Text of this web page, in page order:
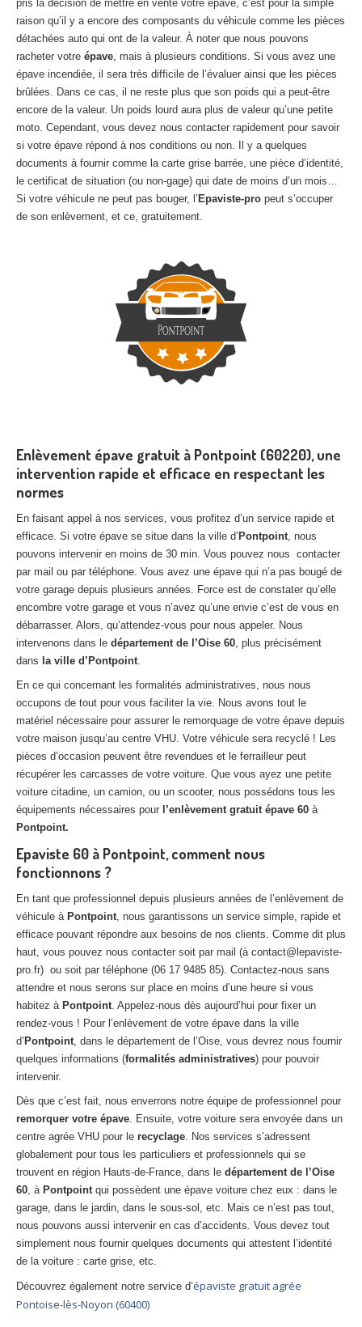
pris la décision de mettre en vente votre épave, c’est pour la simple
raison qu’il y a encore des composants du véhicule comme les pièces
détachées auto qui ont de la valeur. À noter que nous pouvons
racheter votre épave, mais à plusieurs conditions. Si vous avez une
épave incendiée, il sera très difficile de l’évaluer ainsi que les pièces
brûlées. Dans ce cas, il ne reste plus que son poids qui a peut-être
encore de la valeur. Un poids lourd aura plus de valeur qu’une petite
moto. Cependant, vous devez nous contacter rapidement pour savoir
si votre épave répond à nos conditions ou non. Il y a quelques
documents à fournir comme la carte grise barrée, une pièce d’identité,
le certificat de situation (ou non-gage) qui date de moins d’un mois…
Si votre véhicule ne peut pas bouger, l’ Epaviste-pro peut s’occuper
de son enlèvement, et ce, gratuitement.
Enlèvement épave gratuit à Pontpoint (60220), une
intervention rapide et efficace en respectant les
normes
En faisant appel à nos services, vous profitez d’un service rapide et
efficace. Si votre épave se situe dans la ville d’ Pontpoint, nous
pouvons intervenir en moins de 30 min. Vous pouvez nous contacter
par mail ou par téléphone. Vous avez une épave qui n’a pas bougé de
votre garage depuis plusieurs années. Force est de constater qu’elle
encombre votre garage et vous n’avez qu’une envie c’est de vous en
débarrasser. Alors, qu’attendez-vous pour nous appeler. Nous
intervenons dans le département de l’Oise 60, plus précisément
dans la ville d’Pontpoint.
En ce qui concernant les formalités administratives, nous nous
occupons de tout pour vous faciliter la vie. Nous avons tout le
matériel nécessaire pour assurer le remorquage de votre épave depuis
votre maison jusqu’au centre VHU. Votre véhicule sera recyclé ! Les
pièces d’occasion peuvent être revendues et le ferrailleur peut
récupérer les carcasses de votre voiture. Que vous ayez une petite
voiture citadine, un camion, ou un scooter, nous possédons tous les
équipements nécessaires pour l’enlèvement gratuit épave 60 à
Pontpoint.
Epaviste 60 à Pontpoint, comment nous
fonctionnons ?
En tant que professionnel depuis plusieurs années de l’enlèvement de
véhicule à Pontpoint, nous garantissons un service simple, rapide et
efficace pouvant répondre aux besoins de nos clients. Comme dit plus
haut, vous pouvez nous contacter soit par mail (à contact@lepaviste-
pro.fr) ou soit par téléphone (06 17 9485 85). Contactez-nous sans
attendre et nous serons sur place en moins d’une heure si vous
habitez à Pontpoint. Appelez-nous dès aujourd’hui pour fixer un
rendez-vous ! Pour l’enlèvement de votre épave dans la ville
d’ Pontpoint, dans le département de l’Oise, vous devrez nous fournir
quelques informations (formalités administratives) pour pouvoir
intervenir.
Dès que c’est fait, nous enverrons notre équipe de professionnel pour
remorquer votre épave. Ensuite, votre voiture sera envoyée dans un
centre agrée VHU pour le recyclage. Nos services s’adressent
globalement pour tous les particuliers et professionnels qui se
trouvent en région Hauts-de-France, dans le département de l’Oise
60, à Pontpointqui possèdent une épave voiture chez eux : dans le
garage, dans le jardin, dans le sous-sol, etc. Mais ce n’est pas tout,
nous pouvons aussi intervenir en cas d’accidents. Vous devez tout
simplement nous fournir quelques documents qui attestent l’identité
de la voiture : carte grise, etc.
Découvrez également notre service d’épaviste gratuit agrée
Pontoise-lès-Noyon (60400)